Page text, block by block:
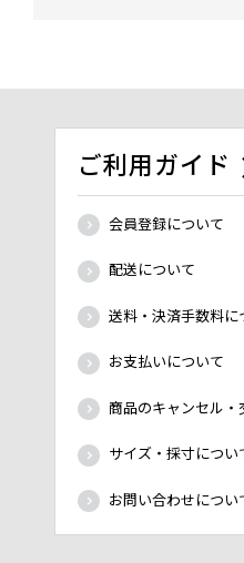
ご利用ガイド
会員登録について
配送について
送料・決済手数料に
お支払いについて
商品のキャンセル
サイズ・採寸につい
お問い合わせについ